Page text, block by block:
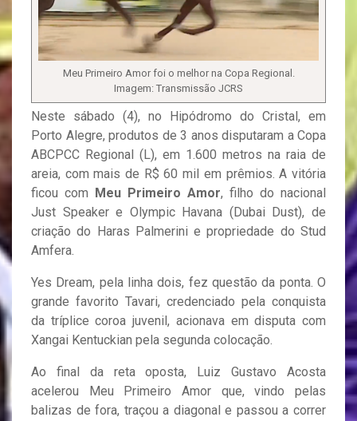
Meu Primeiro Amor foi o melhor na Copa Regional.
Imagem: Transmissão JCRS
Neste sábado (4), no Hipódromo do Cristal, em
Porto Alegre, produtos de 3 anos disputaram a Copa
ABCPCC Regional (L), em 1.600 metros na raia de
areia, com mais de R$ 60 mil em prêmios. A vitória
ficou com Meu Primeiro Amor, filho do nacional
Just Speaker e Olympic Havana (Dubai Dust), de
criação do Haras Palmerini e propriedade do Stud
Amfera.
Yes Dream, pela linha dois, fez questão da ponta. O
grande favorito Tavari, credenciado pela conquista
da tríplice coroa juvenil, acionava em disputa com
Xangai Kentuckian pela segunda colocação.
Ao final da reta oposta, Luiz Gustavo Acosta
acelerou Meu Primeiro Amor que, vindo pelas
balizas de fora, traçou a diagonal e passou a correr